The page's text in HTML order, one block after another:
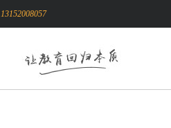
13152008057